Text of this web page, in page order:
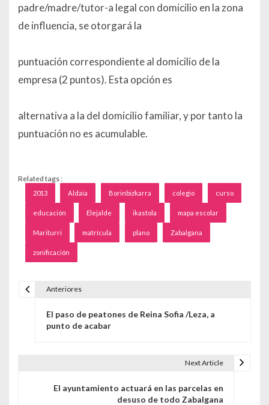
padre/madre/tutor-a legal con domicilio en la zona
de influencia, se otorgará la
puntuación correspondiente al domicilio de la
empresa (2 puntos). Esta opción es
alternativa a la del domicilio familiar, y por tanto la
puntuación no es acumulable.
Related tags :
2013 Aldaia Borinbizkarra colegio curso
educación Elejalde ikastola mapa escolar
Mariturri matrícula plano Zabalgana
zonificación
Anteriores
El paso de peatones de Reina Sofia /Leza, a
punto de acabar
Next Article
El ayuntamiento actuará en las parcelas en
desuso de todo Zabalgana